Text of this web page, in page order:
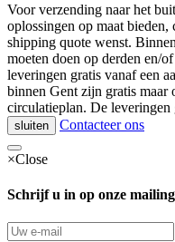
Voor verzending naar het
oplossingen op maat bieden,
shipping quote wenst.
moeten doen op derden en/
leveringen gratis vanaf een
binnen Gent zijn gratis maar
circulatieplan. De leveringen
sluiten Contacteer ons
×Close
Schrijf u in op onze